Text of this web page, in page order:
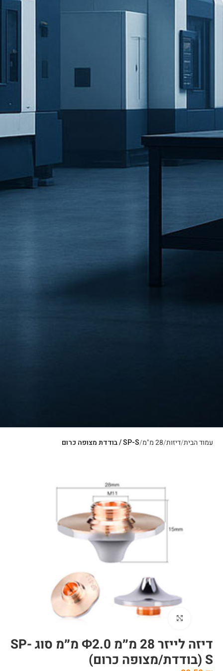
עמוד הבית דיזות 28 מ"מ SP-S / בודדת מצופה כרום
דיזה לייזר 28 מ״מ Φ2.0 מ״מ סוג SP-
S (בודדת/מצופה כרום)
לחצו להגדלה